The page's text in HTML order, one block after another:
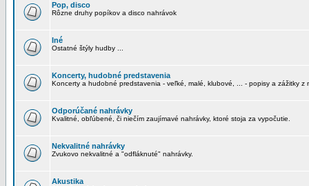
Pop, disco
Rôzne druhy popíkov a disco nahrávok
Iné
Ostatné štýly hudby ...
Koncerty, hudobné predstavenia
Koncerty a hudobné predstavenia - veľké, malé, klubové, ... - popisy a zážitky z
Odporúčané nahrávky
Kvalitné, obľúbené, či niečím zaujímavé nahrávky, ktoré stoja za vypočutie.
Nekvalitné nahrávky
Zvukovo nekvalitné a "odfláknuté" nahrávky.
Akustika